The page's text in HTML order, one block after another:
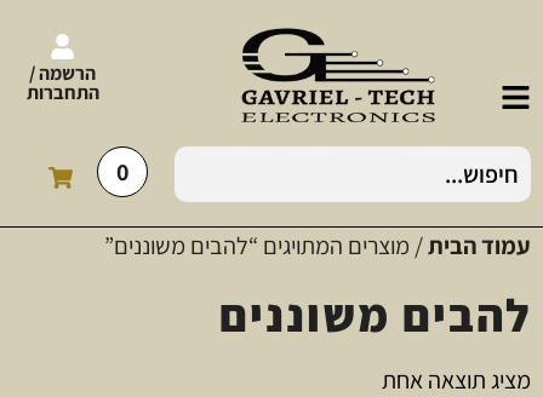
הרשמה /
התחברות
0
עמוד הבית/ מוצרים המתויגים “להבים משוננים”
להבים משוננים
מציג תוצאה אחת